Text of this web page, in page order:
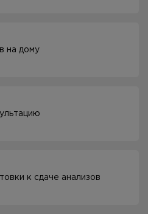
на дому
к сдаче анализов